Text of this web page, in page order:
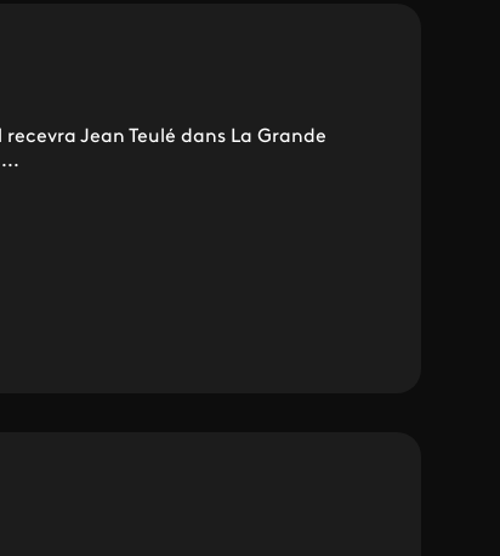
Jean Teulé dans La Grande